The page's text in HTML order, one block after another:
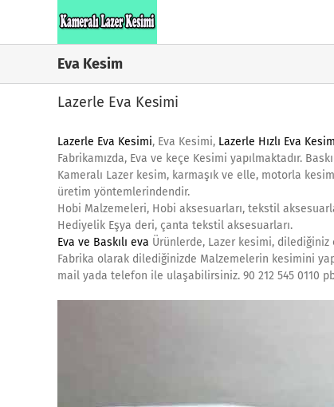
content
Eva Kesim
Lazerle Eva Kesimi
Lazerle Eva Kesimi, Eva Kesimi, Lazerle Hızlı Eva
Fabrikamızda, Eva ve keçe Kesimi yapılmaktadır.
Kameralı Lazer kesim, karmaşık ve elle, motorla
üretim yöntemlerindendir.
Hobi Malzemeleri, Hobi aksesuarları, tekstil
Hediyelik Eşya deri, çanta tekstil aksesuarları.
Eva ve Baskılı eva Ürünlerde, Lazer kesimi,
Fabrika olarak dilediğinizde Malzemelerin kesimini
mail yada telefon ile ulaşabilirsiniz. 90 212 545 0110